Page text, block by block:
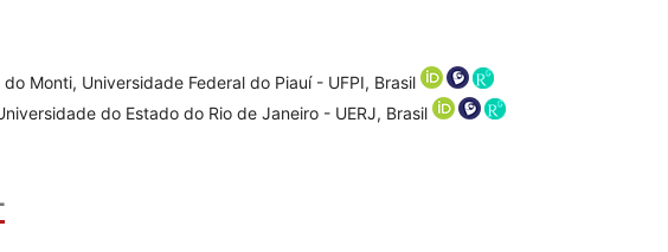
Monti, Universidade Federal do Piauí - UFPI, Brasil
do Estado do Rio de Janeiro - UERJ, Brasil